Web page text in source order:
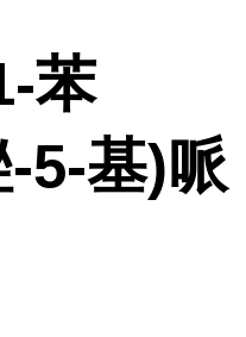
苯
5-基)哌